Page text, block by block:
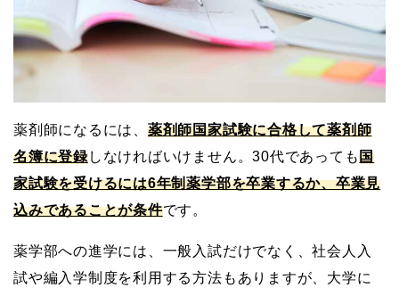
薬剤師になるには、 薬剤師国家試験に合格して薬剤師
名簿に登録しなければいけません。30代であっても国
家試験を受けるには6年制薬学部を卒業するか、卒業見
込みであることが条件です。
薬学部への進学には、一般入試だけでなく、社会人入
試や編入学制度を利用する方法もありますが、大学に